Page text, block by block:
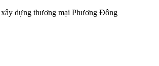
dựng thương mại Phương Đông